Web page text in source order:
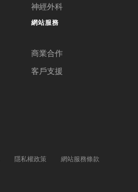
神經外科
網站服務
商業合作
客戶支援
隱私權政策 網站服務條款